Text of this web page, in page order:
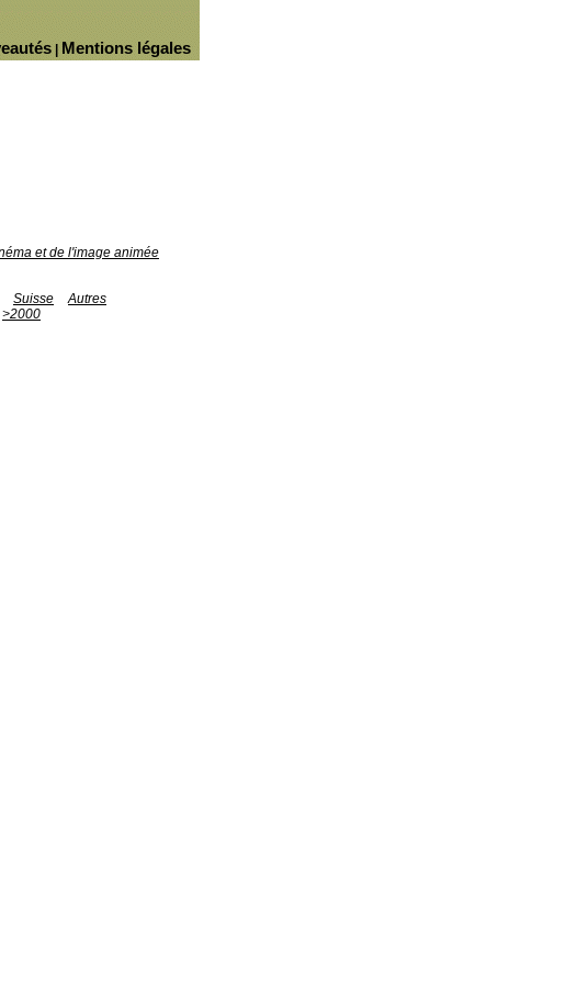
Mentions légales
et de l'image animée
Suisse
Autres
>2000